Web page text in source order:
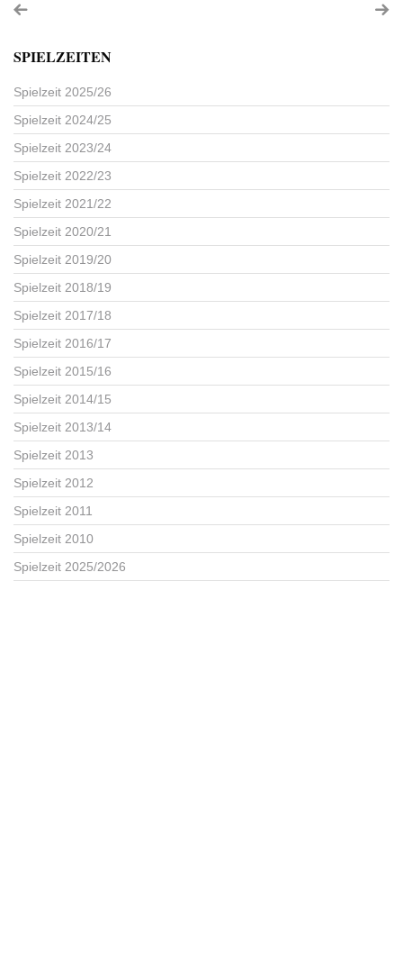
SPIELZEITEN
Spielzeit 2025/26
Spielzeit 2024/25
Spielzeit 2023/24
Spielzeit 2022/23
Spielzeit 2021/22
Spielzeit 2020/21
Spielzeit 2019/20
Spielzeit 2018/19
Spielzeit 2017/18
Spielzeit 2016/17
Spielzeit 2015/16
Spielzeit 2014/15
Spielzeit 2013/14
Spielzeit 2013
Spielzeit 2012
Spielzeit 2011
Spielzeit 2010
Spielzeit 2025/2026